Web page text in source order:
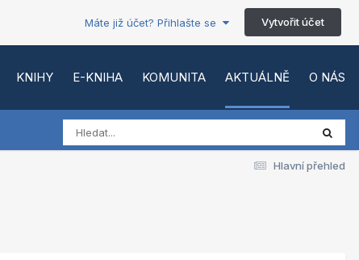
Máte již účet? Přihlašte se Vytvořit účet
KNIHY E-KNIHA KOMUNITA AKTUÁLNĚ O NÁS
Hlavní přehled